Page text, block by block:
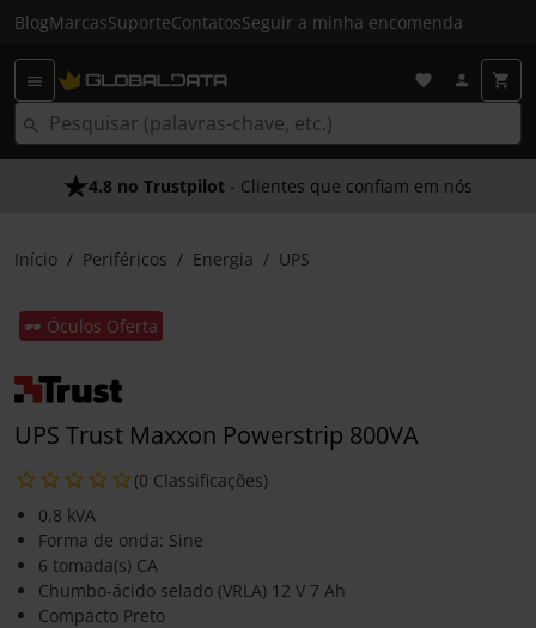
BlogMarcasSuporteContatosSeguir a minha encomenda
4.8 no Trustpilot - Clientes que confiam em nós
Início Periféricos Energia UPS
🕶️ Óculos Oferta
UPS Trust Maxxon Powerstrip 800VA
(0 Classificações)
0,8 kVA
Forma de onda: Sine
6 tomada(s) CA
Chumbo-ácido selado (VRLA) 12 V 7 Ah
Compacto Preto